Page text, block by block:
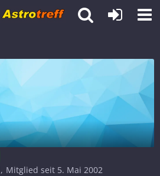
Mitglied seit 5. Mai 2002